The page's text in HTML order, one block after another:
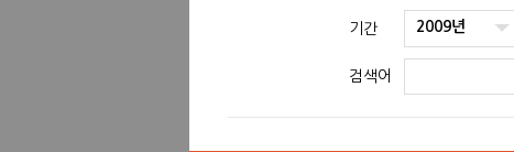
기간 2009년
검색어